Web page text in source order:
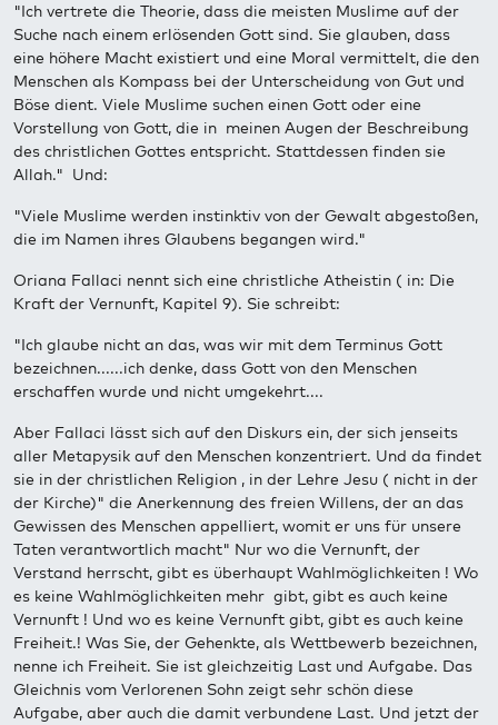
"Ich vertrete die Theorie, dass die meisten Muslime auf der
Suche nach einem erlösenden Gott sind. Sie glauben, dass
eine höhere Macht existiert und eine Moral vermittelt, die den
Menschen als Kompass bei der Unterscheidung von Gut und
Böse dient. Viele Muslime suchen einen Gott oder eine
Vorstellung von Gott, die in meinen Augen der Beschreibung
des christlichen Gottes entspricht. Stattdessen finden sie
Allah." Und:
"Viele Muslime werden instinktiv von der Gewalt abgestoßen,
die im Namen ihres Glaubens begangen wird."
Oriana Fallaci nennt sich eine christliche Atheistin ( in: Die
Kraft der Vernunft, Kapitel 9). Sie schreibt:
"Ich glaube nicht an das, was wir mit dem Terminus Gott
bezeichnen......ich denke, dass Gott von den Menschen
erschaffen wurde und nicht umgekehrt....
Aber Fallaci lässt sich auf den Diskurs ein, der sich jenseits
aller Metapysik auf den Menschen konzentriert. Und da findet
sie in der christlichen Religion , in der Lehre Jesu ( nicht in der
der Kirche)" die Anerkennung des freien Willens, der an das
Gewissen des Menschen appelliert, womit er uns für unsere
Taten verantwortlich macht" Nur wo die Vernunft, der
Verstand herrscht, gibt es überhaupt Wahlmöglichkeiten ! Wo
es keine Wahlmöglichkeiten mehr gibt, gibt es auch keine
Vernunft ! Und wo es keine Vernunft gibt, gibt es auch keine
Freiheit.! Was Sie, der Gehenkte, als Wettbewerb bezeichnen,
nenne ich Freiheit. Sie ist gleichzeitig Last und Aufgabe. Das
Gleichnis vom Verlorenen Sohn zeigt sehr schön diese
Aufgabe, aber auch die damit verbundene Last. Und jetzt der